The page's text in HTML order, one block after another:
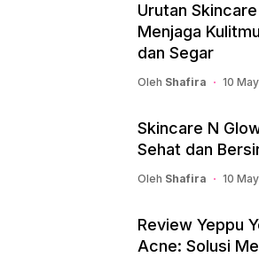
Urutan
Menjaga
dan Segar
Oleh Shafira 10
Skincare N
Sehat dan
Oleh Shafira 10
Review Yeppu
Acne: Solusi